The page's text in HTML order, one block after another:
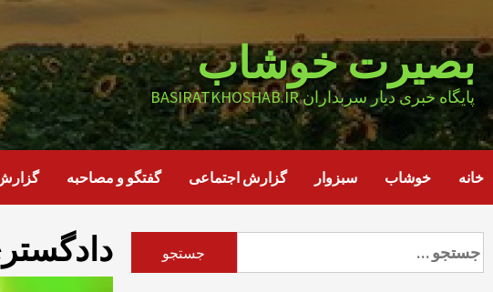
to
content
بصیرت خوشاب
پایگاه خبری دیار سربداران BASIRATKHOSHAB.IR
خانه خوشاب سبزوار گزارش اجتماعی گفتگو و مصاحبه
برای: